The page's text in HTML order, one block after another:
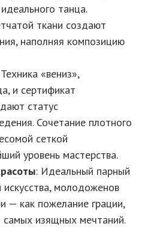
танца.
ткани создают
наполняя композицию
«вениз»,
и сертификат
статус
Сочетание плотного
сеткой
уровень мастерства.
: Идеальный парный
молодоженов
— как пожелание грации,
изящных мечтаний.